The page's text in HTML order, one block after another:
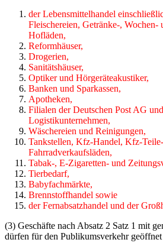
der Lebensmittelhandel
Fleischereien, Getränke-, Wo­chen-
Hofläden,
Reformhäuser,
Drogerien,
Sanitätshäuser,
Optiker und Hörgeräteakustiker,
Banken und Sparkassen,
Apotheken,
Filialen der Deutschen Post AG
Logistikunternehmen,
Wäschereien und Reinigungen,
Tankstellen, Kfz-Handel, Kfz-
Fahrradverkaufsläden,
Tabak-, E-Zigaretten- und
Tierbedarf,
Babyfachmärkte,
Brennstoffhandel sowie
der Fernabsatzhandel und der
(3) Geschäfte nach Absatz 2 Satz 1 mit
dürfen für den Publikumsver­kehr